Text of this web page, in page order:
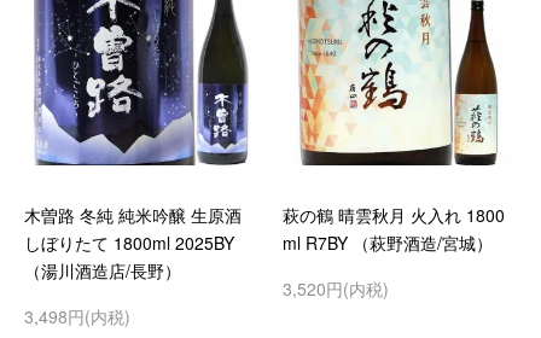
木曽路 冬純 純米吟醸 生原酒
しぼりたて 1800ml 2025BY
（湯川酒造店/長野）
3,498円(内税)
萩の鶴 晴雲秋月 火入れ 1800
ml R7BY （萩野酒造/宮城）
3,520円(内税)